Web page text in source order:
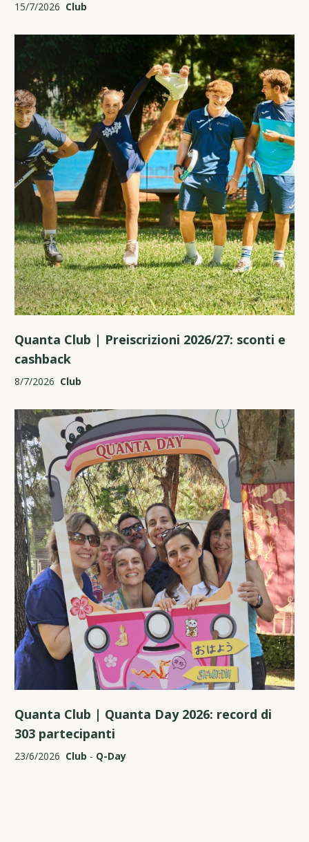
15/7/2026 Club
Quanta Club | Preiscrizioni 2026/27: sconti e
cashback
8/7/2026 Club
Quanta Club | Quanta Day 2026: record di
303 partecipanti
23/6/2026 Club - Q-Day